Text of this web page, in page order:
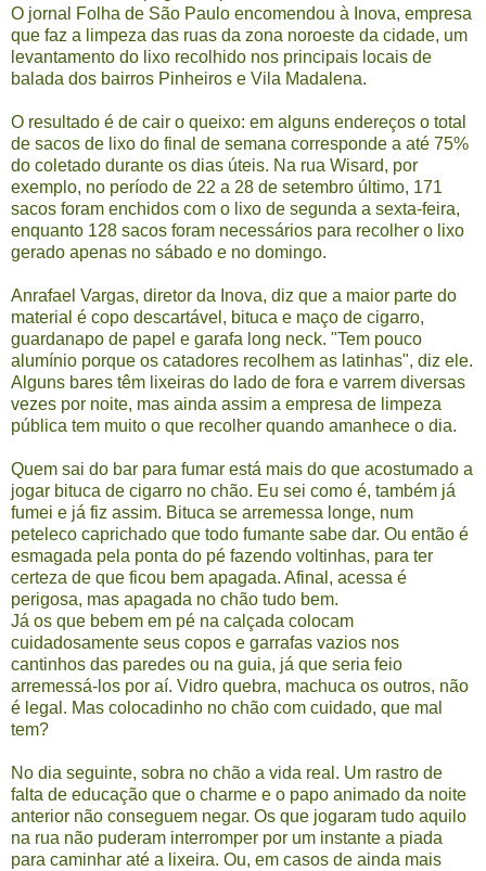
O jornal Folha de São Paulo encomendou à Inova, empresa
que faz a limpeza das ruas da zona noroeste da cidade, um
levantamento do lixo recolhido nos principais locais de
balada dos bairros Pinheiros e Vila Madalena.
O resultado é de cair o queixo: em alguns endereços o total
de sacos de lixo do final de semana corresponde a até 75%
do coletado durante os dias úteis. Na rua Wisard, por
exemplo, no período de 22 a 28 de setembro último, 171
sacos foram enchidos com o lixo de segunda a sexta-feira,
enquanto 128 sacos foram necessários para recolher o lixo
gerado apenas no sábado e no domingo.
Anrafael Vargas, diretor da Inova, diz que a maior parte do
material é copo descartável, bituca e maço de cigarro,
guardanapo de papel e garafa long neck. "Tem pouco
alumínio porque os catadores recolhem as latinhas", diz ele.
Alguns bares têm lixeiras do lado de fora e varrem diversas
vezes por noite, mas ainda assim a empresa de limpeza
pública tem muito o que recolher quando amanhece o dia.
Quem sai do bar para fumar está mais do que acostumado a
jogar bituca de cigarro no chão. Eu sei como é, também já
fumei e já fiz assim. Bituca se arremessa longe, num
peteleco caprichado que todo fumante sabe dar. Ou então é
esmagada pela ponta do pé fazendo voltinhas, para ter
certeza de que ficou bem apagada. Afinal, acessa é
perigosa, mas apagada no chão tudo bem.
Já os que bebem em pé na calçada colocam
cuidadosamente seus copos e garrafas vazios nos
cantinhos das paredes ou na guia, já que seria feio
arremessá-los por aí. Vidro quebra, machuca os outros, não
é legal. Mas colocadinho no chão com cuidado, que mal
tem?
No dia seguinte, sobra no chão a vida real. Um rastro de
falta de educação que o charme e o papo animado da noite
anterior não conseguem negar. Os que jogaram tudo aquilo
na rua não puderam interromper por um instante a piada
para caminhar até a lixeira. Ou, em casos de ainda mais